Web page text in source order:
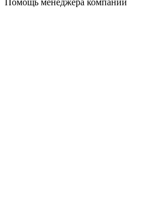
Помощь менеджера компании